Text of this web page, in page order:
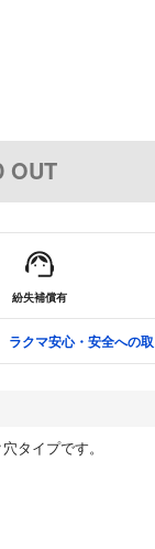
OUT
紛失補償有
ラクマ安心・安全への
タイプです。